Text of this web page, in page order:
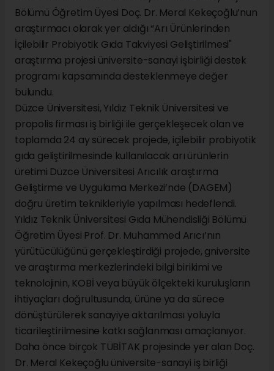
Bölümü Öğretim Üyesi Doç. Dr. Meral Kekeçoğlu’nun
araştırmacı olarak yer aldığı “Arı Ürünlerinden
İçilebilir Probiyotik Gıda Takviyesi Geliştirilmesi"
araştırma projesi üniversite-sanayi işbirliği destek
programı kapsamında desteklenmeye değer
bulundu.
Düzce Üniversitesi, Yıldız Teknik Üniversitesi ve
propolis firması iş birliği ile gerçekleşecek olan ve
toplamda 24 ay sürecek projede, içilebilir probiyotik
gıda geliştirilmesinde kullanılacak arı ürünlerin
üretimi Düzce Üniversitesi Arıcılık araştırma
Geliştirme ve Uygulama Merkezi’nde (DAGEM)
doğru üretim teknikleriyle yapılması hedeflendi.
Yıldız Teknik Üniversitesi Gıda Mühendisliği Bölümü
Öğretim Üyesi Prof. Dr. Muhammed Arıcı’nın
yürütücülüğünü gerçekleştirdiği projede, gniversite
ve araştırma merkezlerindeki bilgi birikimi ve
teknolojinin, KOBİ veya büyük ölçekteki kuruluşların
ihtiyaçları doğrultusunda, ürüne ya da sürece
dönüştürülerek sanayiye aktarılması yoluyla
ticarileştirilmesine katkı sağlanması amaçlanıyor.
Daha önce birçok TÜBİTAK projesinde yer alan Doç.
Dr. Meral Kekeçoğlu üniversite-sanayi iş birliği